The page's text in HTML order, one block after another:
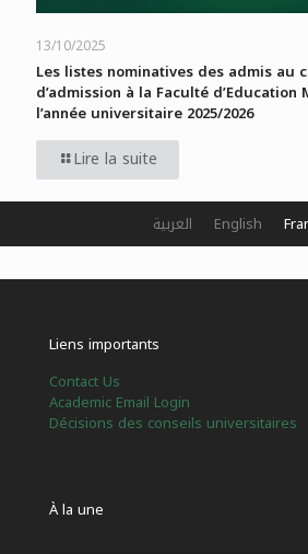
13/10/2025
Les listes nominatives des admis au
d’admission à la Faculté
l’année universitaire 2025/2026
Lire la suite
Liens importants
Contact Us
Academic Email Login
Décisions des conseils universitaires
À la une
العربية English